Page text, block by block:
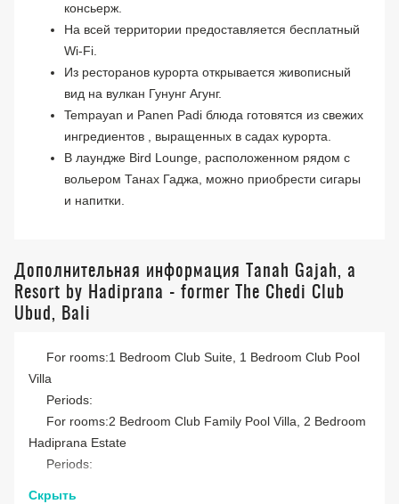
консьерж.
На всей территории предоставляется бесплатный
Wi-Fi.
Из ресторанов курорта открывается живописный
вид на вулкан Гунунг Агунг.
Tempayan и Panen Padi блюда готовятся из свежих
ингредиентов , выращенных в садах курорта.
В лаундже Bird Lounge, расположенном рядом с
вольером Танах Гаджа, можно приобрести сигары
и напитки.
Дополнительная информация Tanah Gajah, a
Resort by Hadiprana - former The Chedi Club
Ubud, Bali
For rooms:1 Bedroom Club Suite, 1 Bedroom Club Pool
Villa
Periods:
For rooms:2 Bedroom Club Family Pool Villa, 2 Bedroom
Hadiprana Estate
Periods:
Скрыть